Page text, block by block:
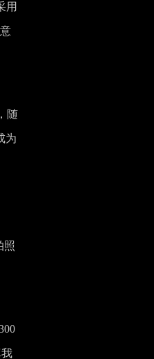
用
随
为
照